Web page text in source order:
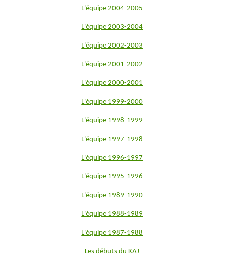
L'équipe 2004-2005
L'équipe 2003-2004
L'équipe 2002-2003
L'équipe 2001-2002
L'équipe 2000-2001
L'équipe 1999-2000
L'équipe 1998-1999
L'équipe 1997-1998
L'équipe 1996-1997
L'équipe 1995-1996
L'équipe 1989-1990
L'équipe 1988-1989
L'équipe 1987-1988
Les débuts du KAJ